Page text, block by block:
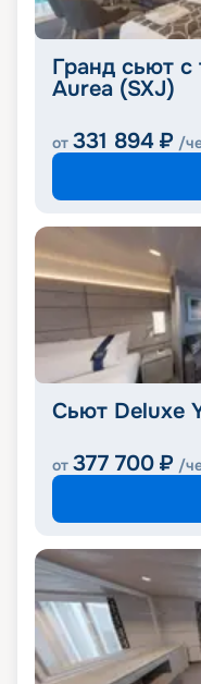
Гранд сьют с
Aurea (SXJ)
от 331 894 ₽ /
Сьют Deluxe
от 377 700 ₽ /